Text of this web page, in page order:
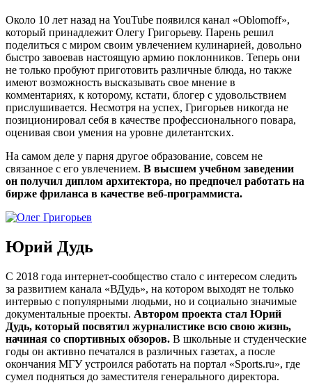
Около 10 лет назад на YouTube появился канал «Oblomoff»,
который принадлежит Олегу Григорьеву. Парень решил
поделиться с миром своим увлечением кулинарией, довольно
быстро завоевав настоящую армию поклонников. Теперь они
не только пробуют приготовить различные блюда, но также
имеют возможность высказывать свое мнение в
комментариях, к которому, кстати, блогер с удовольствием
прислушивается. Несмотря на успех, Григорьев никогда не
позиционировал себя в качестве профессионального повара,
оценивая свои умения на уровне дилетантских.
На самом деле у парня другое образование, совсем не
связанное с его увлечением. В высшем учебном заведении
он получил диплом архитектора, но предпочел работать на
бирже фриланса в качестве веб-программиста.
Юрий Дудь
С 2018 года интернет-сообщество стало с интересом следить
за развитием канала «ВДудь», на котором выходят не только
интервью с популярными людьми, но и социально значимые
документальные проекты. Автором проекта стал Юрий
Дудь, который посвятил журналистике всю свою жизнь,
начиная со спортивных обзоров. В школьные и студенческие
годы он активно печатался в различных газетах, а после
окончания МГУ устроился работать на портал «Sports.ru», где
сумел подняться до заместителя генерального директора.